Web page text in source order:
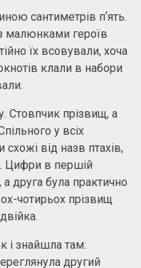
сантиметрів пʼять.
малюнками героїв
їх всовували, хоча
клали в набори
Стовпчик прізвищ, а
у всіх
від назв птахів,
Цифри в першій
друга була практично
чотирьох прізвищ
і знайшла там:
другий